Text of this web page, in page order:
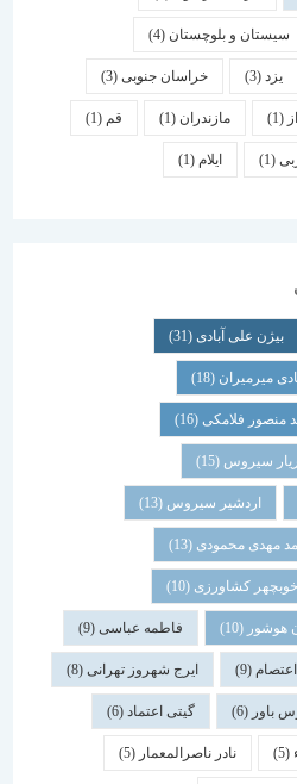
و بلوچستان(4)
خراسان جنوبی(3)
مازندران(1) قم
ایلام
آبادی(31)
(18)
(16)
(15)
سیروس(13)
محمودی(13)
(10)
(10) فاطمه عباسی(9)
ایرج شهروز تهرانی(8)
گیتی اعتماد(6)
نادر ناصرالمعمار (5)